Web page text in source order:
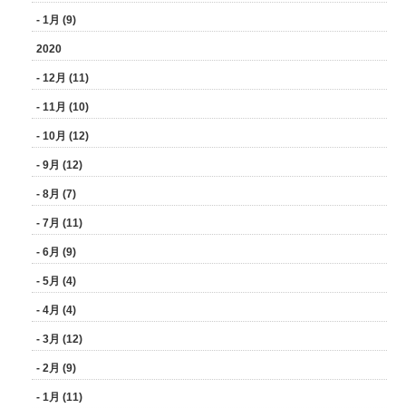
- 1月 (9)
2020
- 12月 (11)
- 11月 (10)
- 10月 (12)
- 9月 (12)
- 8月 (7)
- 7月 (11)
- 6月 (9)
- 5月 (4)
- 4月 (4)
- 3月 (12)
- 2月 (9)
- 1月 (11)